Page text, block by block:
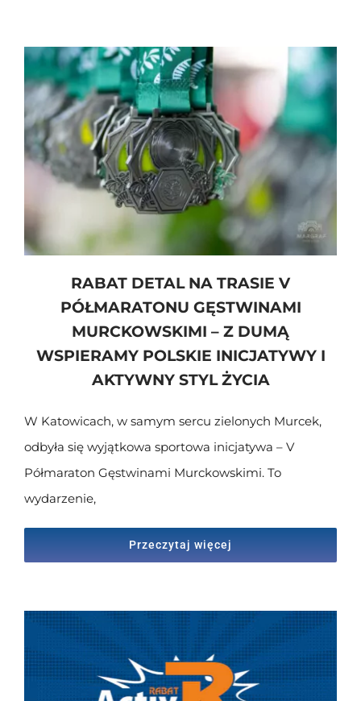
RABAT DETAL NA TRASIE V
PÓŁMARATONU GĘSTWINAMI
MURCKOWSKIMI – Z DUMĄ
WSPIERAMY POLSKIE INICJATYWY I
AKTYWNY STYL ŻYCIA
W Katowicach, w samym sercu zielonych Murcek,
odbyła się wyjątkowa sportowa inicjatywa – V
Półmaraton Gęstwinami Murckowskimi. To
wydarzenie,
Przeczytaj więcej